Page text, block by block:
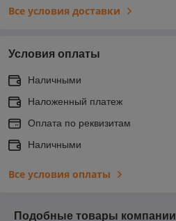
Все условия доставки
Условия оплаты
Наличными
Наложенный платеж
Оплата по реквизитам
Наличными
Все условия оплаты
Подобные товары компании